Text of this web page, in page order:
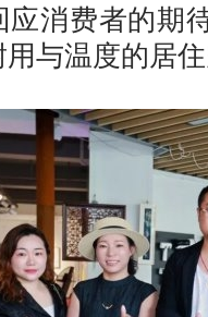
应消费者的期
与温度的居住